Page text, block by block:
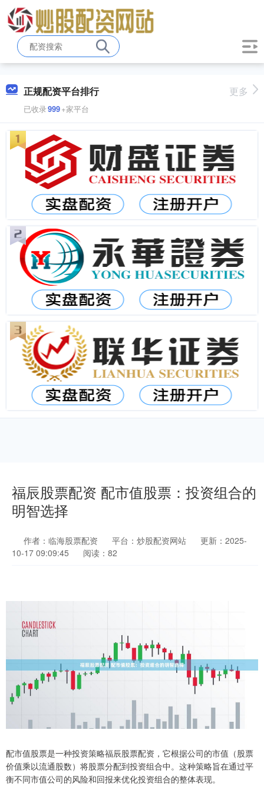
正规配资平台排行
已收录999+家平台
更多
福辰股票配资 配市值股票：投资组合的
明智选择
作者：临海股票配资 平台：炒股配资网站
更新：2025-
10-17 09:09:45
阅读：82
配市值股票是一种投资策略福辰股票配资，它根据公司的市值（股票
价值乘以流通股数）将股票分配到投资组合中。这种策略旨在通过平
衡不同市值公司的风险和回报来优化投资组合的整体表现。